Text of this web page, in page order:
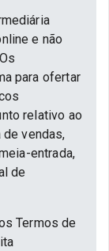
e não
para ofertar
relativo ao
vendas,
entrada,
de
Termos de